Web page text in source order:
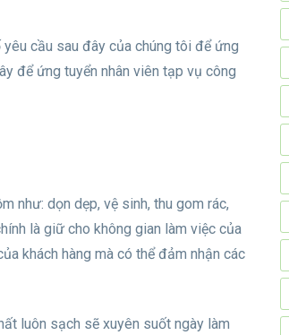
cầu sau đây của chúng tôi để ứng
để ứng tuyển nhân viên tạp vụ công
như: dọn dẹp, vệ sinh, thu gom rác,
là giữ cho không gian làm việc của
khách hàng mà có thể đảm nhận các
luôn sạch sẽ xuyên suốt ngày làm